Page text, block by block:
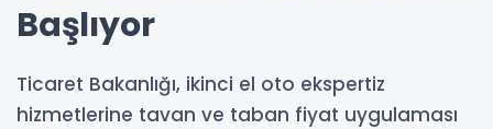
Başlıyor
Ticaret Bakanlığı, ikinci el oto ekspertiz
hizmetlerine tavan ve taban fiyat uygulaması